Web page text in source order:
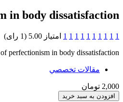
in body dissatisfaction
1
1
1
1
1
1
1
1
1
1 امتیاز 5.00 (1 رای)
perfectionism in body dissatisfaction
مقالات تخصصي
2,000 تومان